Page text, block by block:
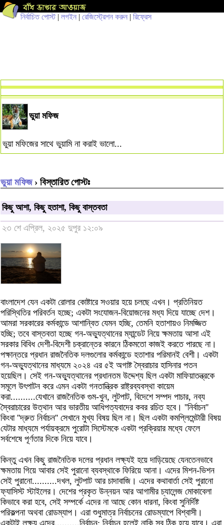
নির্বাচিত পোস্ট| লগইন | রেজিস্ট্রেশন করুন | রিফ্রেস
ভুয়া মফিজ
ভুয়া মফিজের সাথে ভুয়ামি না করাই ভালো...
ভুয়া মফিজ› বিস্তারিত পোস্টঃ
কিছু আশা, কিছু হতাশা, কিছু বাস্তবতা
২৩ শে এপ্রিল, ২০২৫ দুপুর ১২:০৯
বাংলাদেশ যেন একটা রোলার কোষ্টারে সওয়ার হয়ে চলছে এখন। প্রতিনিয়ত
পরিস্থিতির পরিবর্তন হচ্ছে; একটা সংযোজন-বিয়োজনের মধ্য দিয়ে যাচ্ছে দেশ।
আমরা সরকারের কর্মকান্ডে আশান্বিত যেমন হচ্ছি, তেমনি হতাশায়ও নিমজ্জিত
হচ্ছি; তবে বাস্তবতা হচ্ছে গন-অভ্যুত্থানের ম্যান্ডেট নিয়ে ক্ষমতায় আসা এই
সরকার বিবিধ দেশী-বিদেশী চক্রান্তের কারনে ঠিকমতো কাজই করতে পারছে না।
পক্ষান্তরে প্রধান রাজনৈতিক দলগুলোর কর্মকান্ডে হতাশার পরিমানই বেশী। একটা
গন-অভ্যুত্থানের মাধ্যমে ২০২৪ এর ৫ই অগাষ্ট স্বৈরাচার হাসিনার পতন
হয়েছিল। সেই গন-অভ্যুত্থানের প্রধানতম উদ্দেশ্য ছিল একটা মাফিয়াতন্ত্রকে
সমূলে উৎপাটন করে এমন একটা গনতান্ত্রিক রাষ্ট্রব্যবস্থা কায়েম
করা..........যেখানে রাজনৈতিক গুম-খুন, লুটপাট, বিদেশে সম্পদ পাচার, নব্য
স্বৈরাচারের উত্থান আর ভারতীয় আধিপত্যবাদের কবর রচিত হবে। ''নির্বাচন''
কিংবা ''দ্রুত নির্বাচন'' সেখানে মুখ্য বিষয় ছিল না। ছিল একটা কমপ্লিমেন্টারী বিষয়
যেটার মাধ্যমে পর্যায়ক্রমে পুরোটা সিস্টেমকে একটা প্রক্রিয়ার মধ্যে ফেলে
সর্বশেষে পূর্ণতার দিকে নিয়ে যাবে।
কিন্তু এখন কিছু রাজনৈতিক দলের প্রধান লক্ষ্যই হয়ে দাড়িয়েছে যেনতেনভাবে
ক্ষমতায় গিয়ে আবার সেই পুরানো ব্যবস্থাকে ফিরিয়ে আনা। এদের মিশন-ভিশন
সেই পুরানো..........দখল, লুটপাট আর চাদাবাজি। এদের কথাবার্তা সেই পুরানো
ফ্যাসিস্ট স্টাইলের। দেশের প্রকৃত উন্নয়ন আর আগামীর চ্যালেন্জ মোকাবেলা
কিভাবে করা হবে, সেই সম্পর্কে এদের না আছে কোন ধারনা, কিংবা সুনির্দিষ্ট
পরিকল্পনা অথবা রোডম্যাপ। এরা শুধুমাত্র নির্বাচনের রোডম্যাপে বিশ্বাসী।